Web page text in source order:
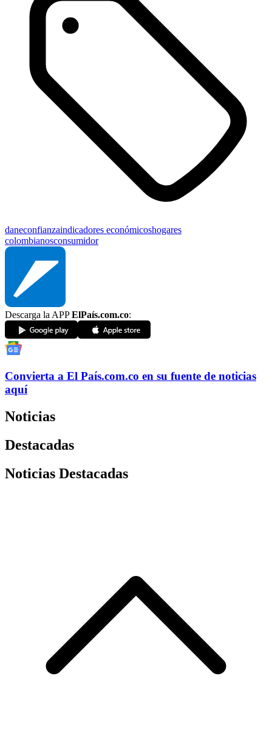
daneconfianzaindicadores económicoshogares
colombianosconsumidor
Descarga la APPElPaís.com.co:
Convierta a El País.com.co en su fuente de noticias
aquí
Noticias
Destacadas
Noticias Destacadas